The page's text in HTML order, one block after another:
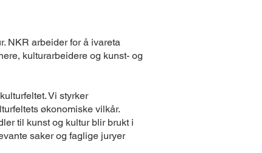
NKR arbeider for å ivareta
kulturarbeidere og kunst- og
Vi styrker
økonomiske vilkår.
til kunst og kultur blir brukt i
saker og faglige juryer